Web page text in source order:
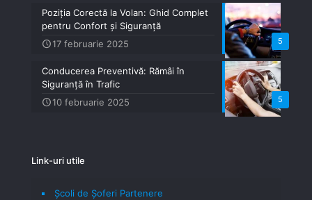
5
Poziția Corectă la Volan: Ghid Complet
pentru Confort și Siguranță
17 februarie 2025
5
Conducerea Preventivă: Rămâi în
Siguranță în Trafic
10 februarie 2025
Link-uri utile
Școli de Șoferi Partenere